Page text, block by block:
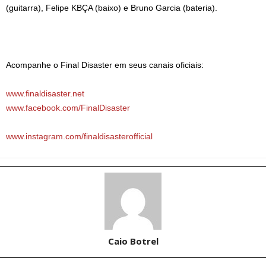
(guitarra), Felipe KBÇA (baixo) e Bruno Garcia (bateria).
Acompanhe o Final Disaster em seus canais oficiais:
www.finaldisaster.net
www.facebook.com/FinalDisaster
www.instagram.com/finaldisasterofficial
Caio Botrel